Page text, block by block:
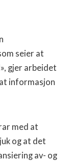
seier at
gjer arbeidet
informasjon
med at
og at det
av- og